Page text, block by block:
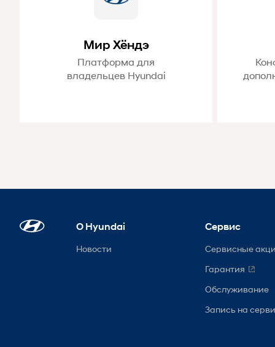
Мир Хёндэ
Платформа для
владельцев Hyundai
О Hyundai
Новости
Сервис
Сервисные
Гарантия
Обслуживание
Запись на